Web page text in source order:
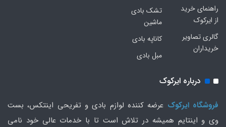
راهنمای خرید
از ایرکوک
گالری تصاویر
خریداران
تشک بادی
ماشین
کاناپه بادی
مبل بادی
درباره ایرکوک
فروشگاه ایرکوک عرضه کننده لوازم بادی و تفریحی اینتکس، بست
وی و اینتایم همیشه در تلاش است تا با خدمات عالی خود نامی